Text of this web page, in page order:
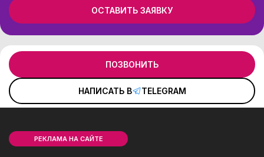
ОСТАВИТЬ ЗАЯВКУ
ПОЗВОНИТЬ
НАПИСАТЬ В TELEGRAM
РЕКЛАМА НА САЙТЕ